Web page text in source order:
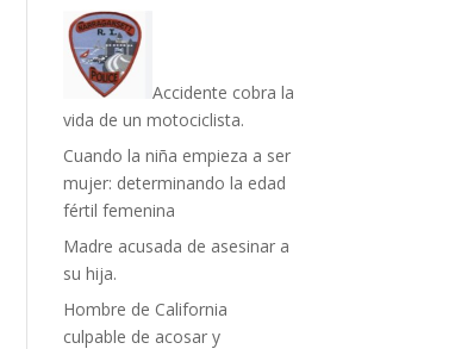
Accidente cobra la
vida de un motociclista.
Cuando la niña empieza a ser
mujer: determinando la edad
fértil femenina
Madre acusada de asesinar a
su hija.
Hombre de California
culpable de acosar y